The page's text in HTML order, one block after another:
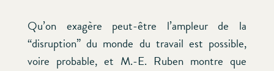
Qu’on exagère peut-être l’ampleur de la
“disruption” du monde du travail est possible,
voire probable, et M.-E. Ruben montre que